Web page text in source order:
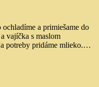
a primiešame do
vajíčka s maslom
potreby pridáme mlieko.…